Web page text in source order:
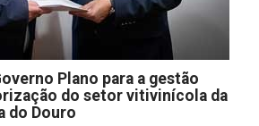
Plano para a gestão
do setor vitivinícola da
do Douro